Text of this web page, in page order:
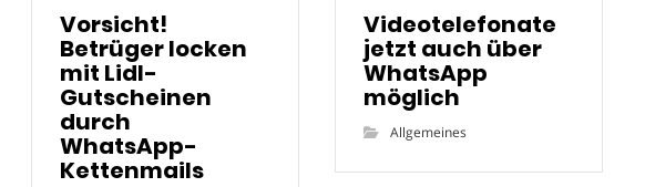
Vorsicht!
Betrüger locken
mit Lidl-
Gutscheinen
durch
WhatsApp-
Kettenmails
Videotelefonate
jetzt auch über
WhatsApp
möglich
Allgemeines